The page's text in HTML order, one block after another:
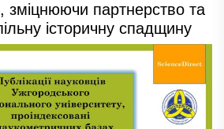
зміцнюючи партнерство та
історичну спадщину